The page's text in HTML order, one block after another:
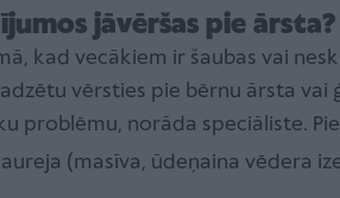
jāvēršas pie ārsta?
kad vecākiem ir šaubas vai
vērsties pie bērnu ārsta vai
problēmu, norāda speciāliste.
(masīva, ūdeņaina vēdera